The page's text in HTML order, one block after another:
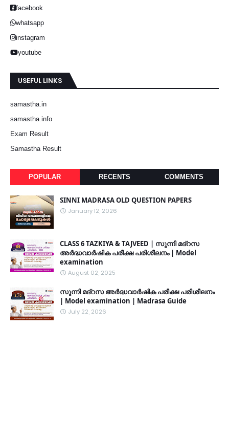
facebook
whatsapp
instagram
youtube
USEFUL LINKS
samastha.in
samastha.info
Exam Result
Samastha Result
POPULAR RECENTS COMMENTS
SINNI MADRASA OLD QUESTION PAPERS
January 12, 2026
CLASS 6 TAZKIYA & TAJVEED | സുന്നി മദ്റസ
അർദ്ധവാർഷിക പരീക്ഷ പരിശീലനം | Model
examination
August 02, 2025
സുന്നി മദ്റസ അർദ്ധവാർഷിക പരീക്ഷ പരിശീലനം
| Model examination | Madrasa Guide
July 22, 2026